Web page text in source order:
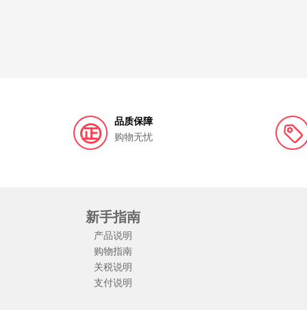
品质保障
购物无忧
新手指南
产品说明
购物指南
关税说明
支付说明